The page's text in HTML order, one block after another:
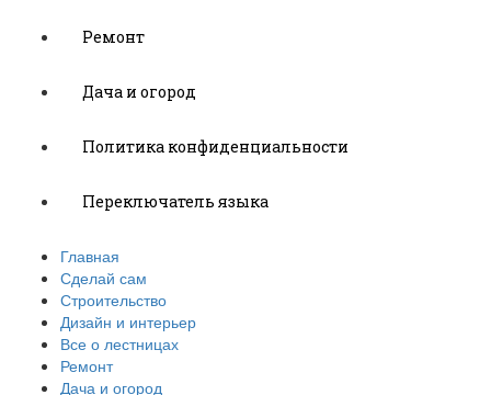
Ремонт
Дача и огород
Политика конфиденциальности
Переключатель языка
Главная
Сделай сам
Строительство
Дизайн и интерьер
Все о лестницах
Ремонт
Дача и огород